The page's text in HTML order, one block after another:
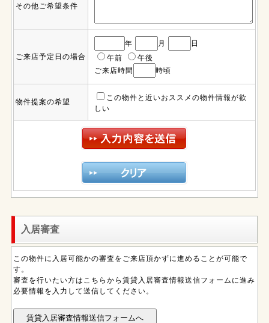
その他ご希望条件
ご来店予定日の場合
年 月
日
午前
午後
ご来店時間
時頃
物件提案の希望
この物件と近いおススメの物件情報が欲
しい
入居審査
この物件に入居可能かの審査をご来店頂かずに進めることが可能で
す。
審査を行いたい方はこちらから賃貸入居審査情報送信フォームに進み
必要情報を入力して送信してください。